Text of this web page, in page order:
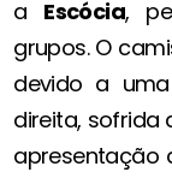
a Escócia,
grupos. O
devido a
direita, sofrida
apresentação